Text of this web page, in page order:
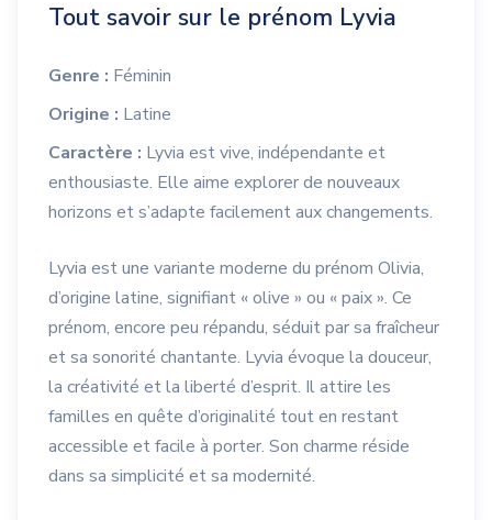
Tout savoir sur le prénom Lyvia
Genre : Féminin
Origine : Latine
Caractère : Lyvia est vive, indépendante et
enthousiaste. Elle aime explorer de nouveaux
horizons et s’adapte facilement aux changements.
Lyvia est une variante moderne du prénom Olivia,
d’origine latine, signifiant « olive » ou « paix ». Ce
prénom, encore peu répandu, séduit par sa fraîcheur
et sa sonorité chantante. Lyvia évoque la douceur,
la créativité et la liberté d’esprit. Il attire les
familles en quête d’originalité tout en restant
accessible et facile à porter. Son charme réside
dans sa simplicité et sa modernité.